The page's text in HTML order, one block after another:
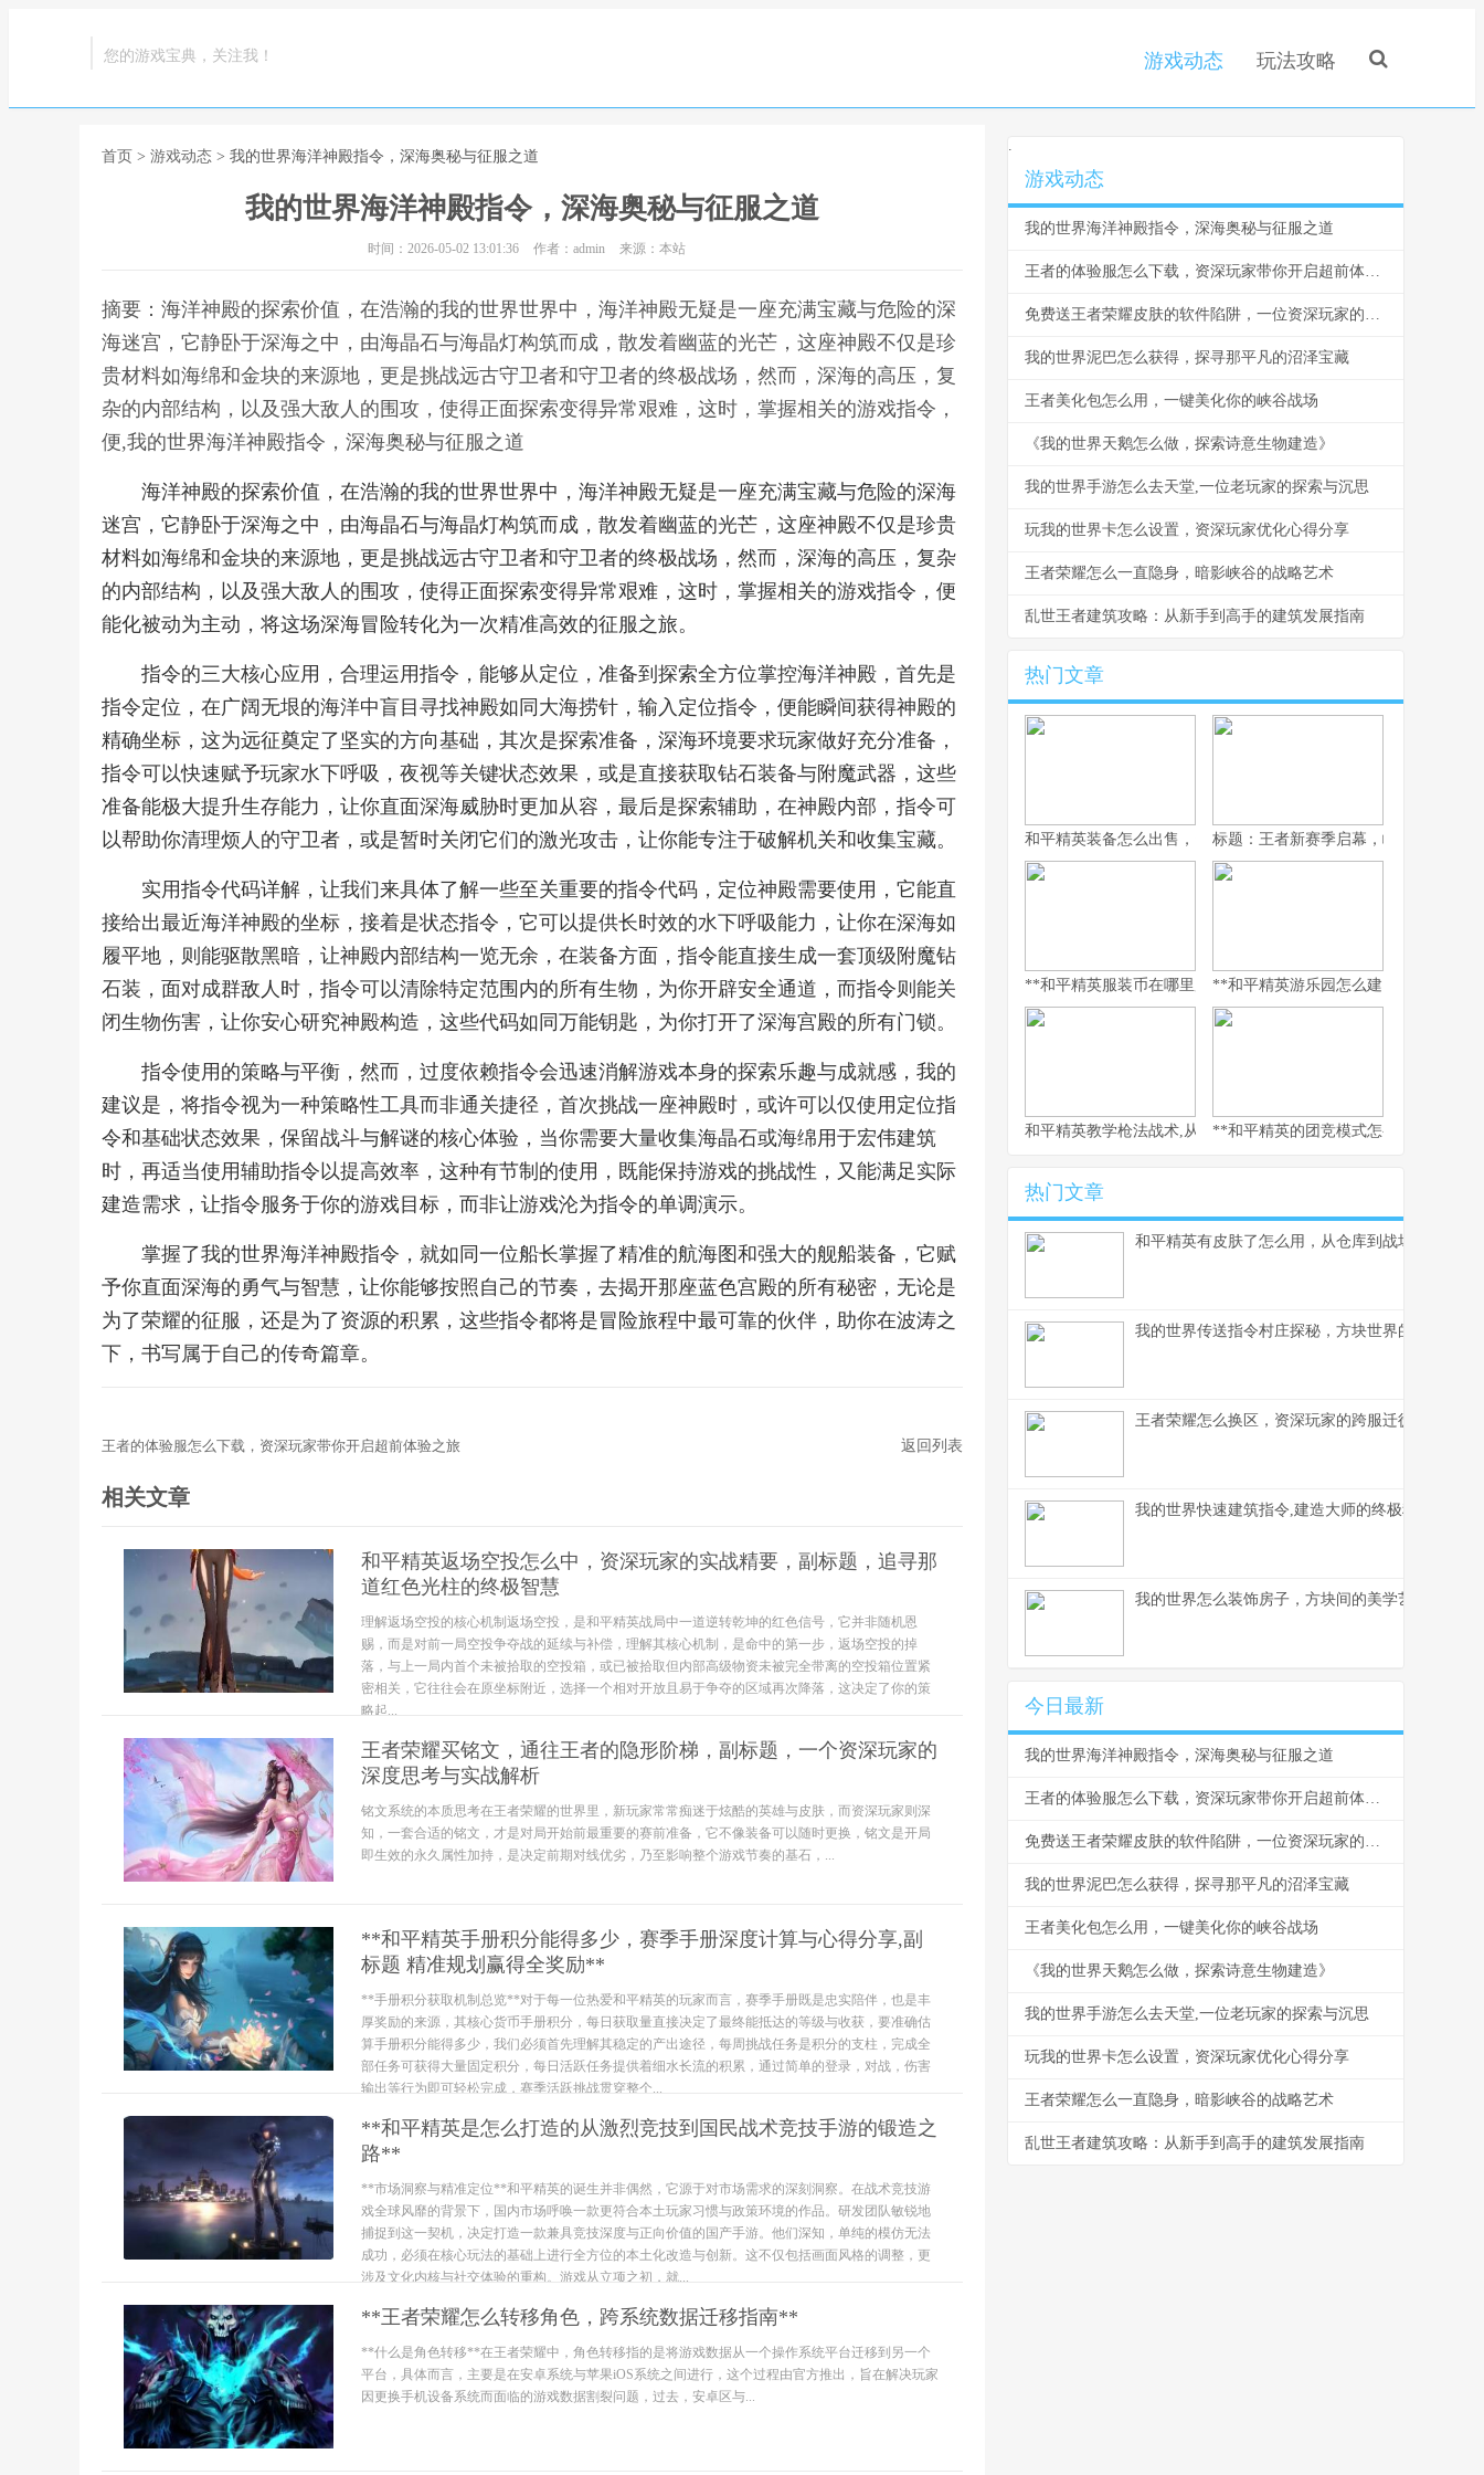
您的游戏宝典，关注我！ 游戏动态 玩法攻略
首页 > 游戏动态 > 我的世界海洋神殿指令，深海奥秘与征服之道
我的世界海洋神殿指令，深海奥秘与征服之道
时间：2026-05-02 13:01:36 作者：admin 来源：本站
摘要：海洋神殿的探索价值，在浩瀚的我的世界世界中，海洋神殿无疑是一座充满宝藏与危险的深
海迷宫，它静卧于深海之中，由海晶石与海晶灯构筑而成，散发着幽蓝的光芒，这座神殿不仅是珍
贵材料如海绵和金块的来源地，更是挑战远古守卫者和守卫者的终极战场，然而，深海的高压，复
杂的内部结构，以及强大敌人的围攻，使得正面探索变得异常艰难，这时，掌握相关的游戏指令，
便,我的世界海洋神殿指令，深海奥秘与征服之道
海洋神殿的探索价值，在浩瀚的我的世界世界中，海洋神殿无疑是一座充满宝藏与危险的深海
迷宫，它静卧于深海之中，由海晶石与海晶灯构筑而成，散发着幽蓝的光芒，这座神殿不仅是珍贵
材料如海绵和金块的来源地，更是挑战远古守卫者和守卫者的终极战场，然而，深海的高压，复杂
的内部结构，以及强大敌人的围攻，使得正面探索变得异常艰难，这时，掌握相关的游戏指令，便
能化被动为主动，将这场深海冒险转化为一次精准高效的征服之旅。
指令的三大核心应用，合理运用指令，能够从定位，准备到探索全方位掌控海洋神殿，首先是
指令定位，在广阔无垠的海洋中盲目寻找神殿如同大海捞针，输入定位指令，便能瞬间获得神殿的
精确坐标，这为远征奠定了坚实的方向基础，其次是探索准备，深海环境要求玩家做好充分准备，
指令可以快速赋予玩家水下呼吸，夜视等关键状态效果，或是直接获取钻石装备与附魔武器，这些
准备能极大提升生存能力，让你直面深海威胁时更加从容，最后是探索辅助，在神殿内部，指令可
以帮助你清理烦人的守卫者，或是暂时关闭它们的激光攻击，让你能专注于破解机关和收集宝藏。
实用指令代码详解，让我们来具体了解一些至关重要的指令代码，定位神殿需要使用，它能直
接给出最近海洋神殿的坐标，接着是状态指令，它可以提供长时效的水下呼吸能力，让你在深海如
履平地，则能驱散黑暗，让神殿内部结构一览无余，在装备方面，指令能直接生成一套顶级附魔钻
石装，面对成群敌人时，指令可以清除特定范围内的所有生物，为你开辟安全通道，而指令则能关
闭生物伤害，让你安心研究神殿构造，这些代码如同万能钥匙，为你打开了深海宫殿的所有门锁。
指令使用的策略与平衡，然而，过度依赖指令会迅速消解游戏本身的探索乐趣与成就感，我的
建议是，将指令视为一种策略性工具而非通关捷径，首次挑战一座神殿时，或许可以仅使用定位指
令和基础状态效果，保留战斗与解谜的核心体验，当你需要大量收集海晶石或海绵用于宏伟建筑
时，再适当使用辅助指令以提高效率，这种有节制的使用，既能保持游戏的挑战性，又能满足实际
建造需求，让指令服务于你的游戏目标，而非让游戏沦为指令的单调演示。
掌握了我的世界海洋神殿指令，就如同一位船长掌握了精准的航海图和强大的舰船装备，它赋
予你直面深海的勇气与智慧，让你能够按照自己的节奏，去揭开那座蓝色宫殿的所有秘密，无论是
为了荣耀的征服，还是为了资源的积累，这些指令都将是冒险旅程中最可靠的伙伴，助你在波涛之
下，书写属于自己的传奇篇章。
王者的体验服怎么下载，资深玩家带你开启超前体验之旅 返回列表
相关文章
和平精英返场空投怎么中，资深玩家的实战精要，副标题，追寻那
道红色光柱的终极智慧
理解返场空投的核心机制返场空投，是和平精英战局中一道逆转乾坤的红色信号，它并非随机恩
赐，而是对前一局空投争夺战的延续与补偿，理解其核心机制，是命中的第一步，返场空投的掉
落，与上一局内首个未被拾取的空投箱，或已被拾取但内部高级物资未被完全带离的空投箱位置紧
密相关，它往往会在原坐标附近，选择一个相对开放且易于争夺的区域再次降落，这决定了你的策
略起...
王者荣耀买铭文，通往王者的隐形阶梯，副标题，一个资深玩家的
深度思考与实战解析
铭文系统的本质思考在王者荣耀的世界里，新玩家常常痴迷于炫酷的英雄与皮肤，而资深玩家则深
知，一套合适的铭文，才是对局开始前最重要的赛前准备，它不像装备可以随时更换，铭文是开局
即生效的永久属性加持，是决定前期对线优劣，乃至影响整个游戏节奏的基石，...
**和平精英手册积分能得多少，赛季手册深度计算与心得分享,副
标题 精准规划赢得全奖励**
**手册积分获取机制总览**对于每一位热爱和平精英的玩家而言，赛季手册既是忠实陪伴，也是丰
厚奖励的来源，其核心货币手册积分，每日获取量直接决定了最终能抵达的等级与收获，要准确估
算手册积分能得多少，我们必须首先理解其稳定的产出途径，每周挑战任务是积分的支柱，完成全
部任务可获得大量固定积分，每日活跃任务提供着细水长流的积累，通过简单的登录，对战，伤害
输出等行为即可轻松完成，赛季活跃挑战贯穿整个...
**和平精英是怎么打造的从激烈竞技到国民战术竞技手游的锻造之
路**
**市场洞察与精准定位**和平精英的诞生并非偶然，它源于对市场需求的深刻洞察。在战术竞技游
戏全球风靡的背景下，国内市场呼唤一款更符合本土玩家习惯与政策环境的作品。研发团队敏锐地
捕捉到这一契机，决定打造一款兼具竞技深度与正向价值的国产手游。他们深知，单纯的模仿无法
成功，必须在核心玩法的基础上进行全方位的本土化改造与创新。这不仅包括画面风格的调整，更
涉及文化内核与社交体验的重构。游戏从立项之初，就...
**王者荣耀怎么转移角色，跨系统数据迁移指南**
**什么是角色转移**在王者荣耀中，角色转移指的是将游戏数据从一个操作系统平台迁移到另一个
平台，具体而言，主要是在安卓系统与苹果iOS系统之间进行，这个过程由官方推出，旨在解决玩家
因更换手机设备系统而面临的游戏数据割裂问题，过去，安卓区与...
.
游戏动态
我的世界海洋神殿指令，深海奥秘与征服之道
王者的体验服怎么下载，资深玩家带你开启超前体验之旅
免费送王者荣耀皮肤的软件陷阱，一位资深玩家的忠告
我的世界泥巴怎么获得，探寻那平凡的沼泽宝藏
王者美化包怎么用，一键美化你的峡谷战场
《我的世界天鹅怎么做，探索诗意生物建造》
我的世界手游怎么去天堂,一位老玩家的探索与沉思
玩我的世界卡怎么设置，资深玩家优化心得分享
王者荣耀怎么一直隐身，暗影峡谷的战略艺术
乱世王者建筑攻略：从新手到高手的建筑发展指南
热门文章
和平精英装备怎么出售，资深玩家的交易谋略副标题，虚拟战场的
标题：王者新赛季启幕，峡谷变革与玩
**和平精英服装币在哪里用，老兵的时尚购物指南，副标题，揭秘
**和平精英游乐园怎么建：从虚拟战场
和平精英教学枪法战术,从新手到战神的心路历程
**和平精英的团竞模式怎么换枪，副标
热门文章
和平精英有皮肤了怎么用，从仓库到战场的战术美
我的世界传送指令村庄探秘，方块世界的瞬间移
王者荣耀怎么换区，资深玩家的跨服迁徙指南，副
我的世界快速建筑指令,建造大师的终极秘诀,副标
我的世界怎么装饰房子，方块间的美学艺术
今日最新
我的世界海洋神殿指令，深海奥秘与征服之道
王者的体验服怎么下载，资深玩家带你开启超前体验之旅
免费送王者荣耀皮肤的软件陷阱，一位资深玩家的忠告
我的世界泥巴怎么获得，探寻那平凡的沼泽宝藏
王者美化包怎么用，一键美化你的峡谷战场
《我的世界天鹅怎么做，探索诗意生物建造》
我的世界手游怎么去天堂,一位老玩家的探索与沉思
玩我的世界卡怎么设置，资深玩家优化心得分享
王者荣耀怎么一直隐身，暗影峡谷的战略艺术
乱世王者建筑攻略：从新手到高手的建筑发展指南